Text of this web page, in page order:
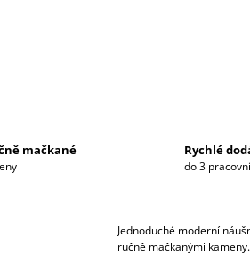
mačkané Rychlé
do 3
Jednoduché moderní
ručně mačkanými